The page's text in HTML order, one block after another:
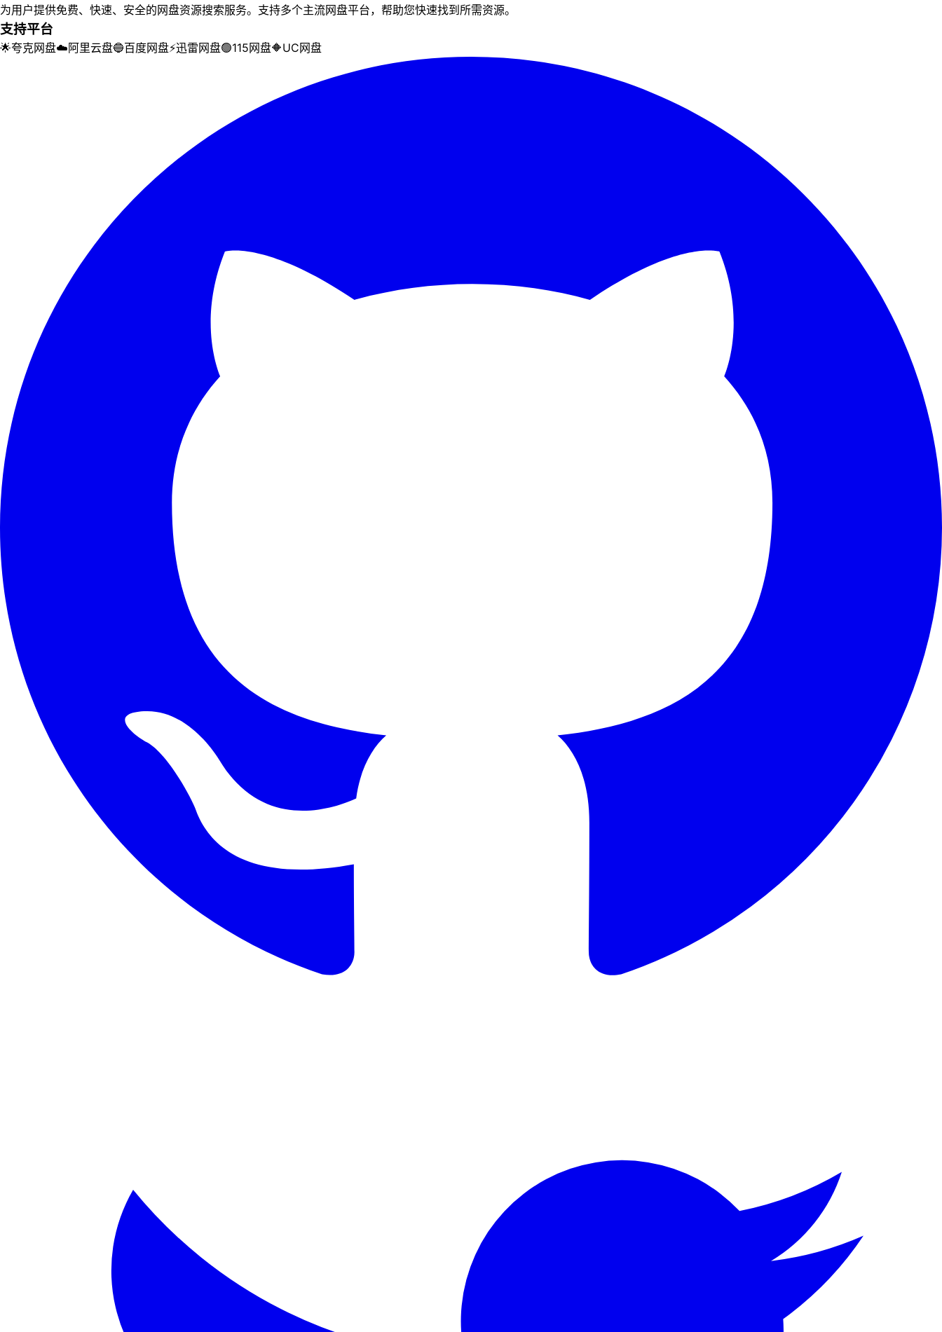
为用户提供免费、快速、安全的网盘资源搜索服务。支持多个主流网盘平台，帮助您快速找到所需资源。
支持平台
🌟夸克网盘☁️阿里云盘🔵百度网盘⚡迅雷网盘🟢115网盘🔶UC网盘